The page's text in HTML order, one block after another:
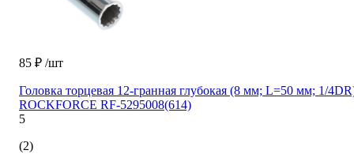
85 ₽ /шт
Головка торцевая 12-гранная глубокая (8 мм; L=50 мм; 1/
ROCKFORCE RF-5295008(614)
5
(2)